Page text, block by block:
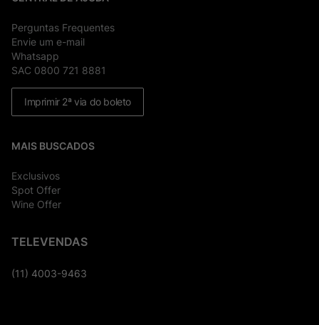
Perguntas Frequentes
Envie um e-mail
Whatsapp
SAC 0800 721 8881
Imprimir 2ª via do boleto
MAIS BUSCADOS
Exclusivos
Spot Offer
Wine Offer
TELEVENDAS
(11) 4003-9463